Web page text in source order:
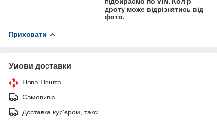
дроту може відрізнятись від
фото.
Приховати
Умови доставки
Нова Пошта
Самовивіз
Доставка кур'єром, таксі